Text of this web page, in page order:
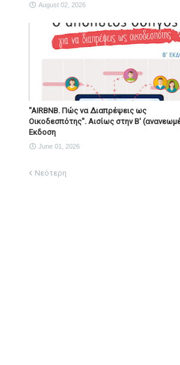
August 02, 2026
"AIRBNB. Πώς να Διαπρέψεις ως
Οικοδεσπότης". Αισίως στην Β'
Εκδοση
June 01, 2026
Νεότερη